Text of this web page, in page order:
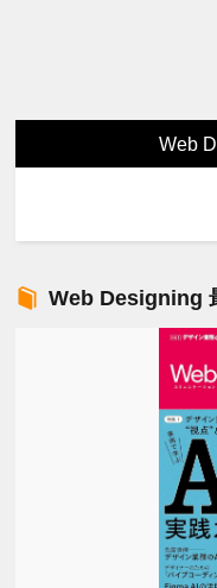
Web
Web Designing